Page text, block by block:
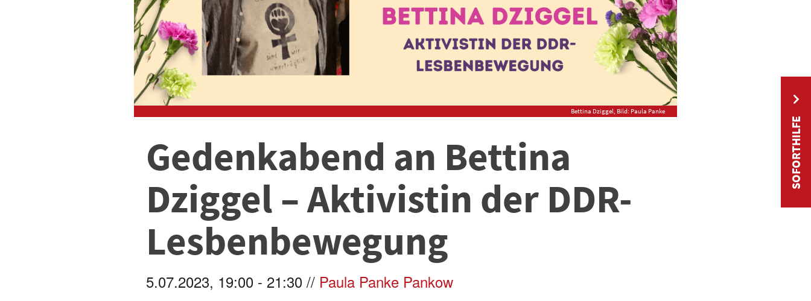
Bettina Dziggel, Bild: Paula Panke
Gedenkabend an Bettina
Dziggel – Aktivistin der DDR-
Lesbenbewegung
5.07.2023, 19:00 - 21:30 // Paula Panke Pankow
SOFORTHILFE